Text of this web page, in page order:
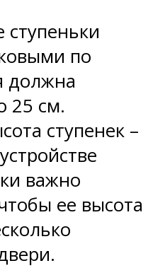
ступеньки
по
должна
25 см.
ступенек –
важно
ее высота